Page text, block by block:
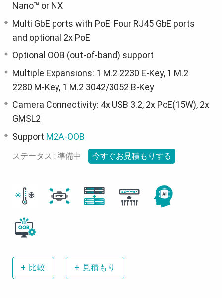
Nano™ or NX
Multi GbE ports with PoE: Four RJ45 GbE ports
and optional 2x PoE
Optional OOB (out-of-band) support
Multiple Expansions: 1 M.2 2230 E-Key, 1 M.2
2280 M-Key, 1 M.2 3042/3052 B-Key
Camera Connectivity: 4x USB 3.2, 2x PoE(15W), 2x
GMSL2
Support M2A-OOB
ステータス : 準備中 今すぐお見積もりする
+ 比較 + 見積もり